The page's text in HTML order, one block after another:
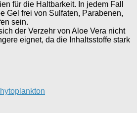
für die Haltbarkeit. In jedem Fall
Gel frei von Sulfaten, Parabenen,
sein.
der Verzehr von Aloe Vera nicht
eignet, da die Inhaltsstoffe stark